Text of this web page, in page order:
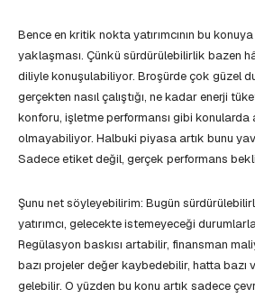
Bence en kritik nokta yatırımcının bu
yaklaşması. Çünkü sürdürülebilirlik bazen
diliyle konuşulabiliyor. Broşürde çok güzel
gerçekten nasıl çalıştığı, ne kadar enerji
konforu, işletme performansı gibi konularda
olmayabiliyor. Halbuki piyasa artık bunu
Sadece etiket değil, gerçek performans
Şunu net söyleyebilirim: Bugün
yatırımcı, gelecekte istemeyeceği
Regülasyon baskısı artabilir, finansman
bazı projeler değer kaybedebilir, hatta bazı
gelebilir. O yüzden bu konu artık sadece